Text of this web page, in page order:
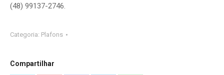
(48) 99137-2746.
Categoria: Plafons
Compartilhar